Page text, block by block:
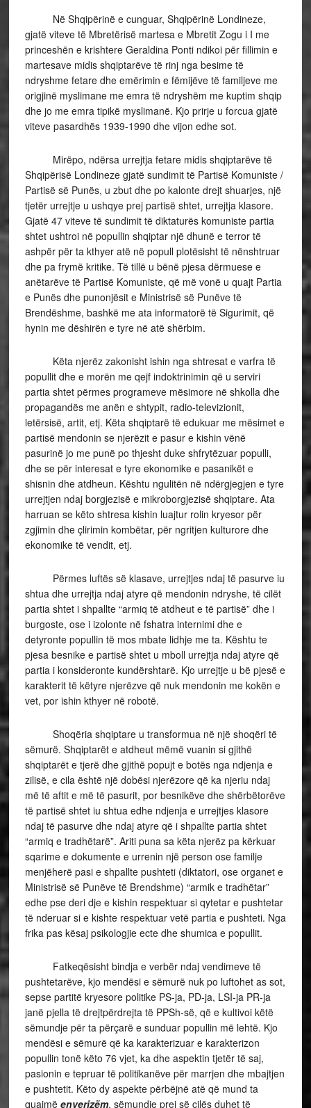
Në Shqipërinë e cunguar, Shqipërinë Londineze,
gjatë viteve të Mbretërisë martesa e Mbretit Zogu i I me
princeshën e krishtere Geraldina Ponti ndikoi për fillimin e
martesave midis shqiptarëve të rinj nga besime të
ndryshme fetare dhe emërimin e fëmijëve të familjeve me
origjinë myslimane me emra të ndryshëm me kuptim shqip
dhe jo me emra tipikë myslimanë. Kjo prirje u forcua gjatë
viteve pasardhës 1939-1990 dhe vijon edhe sot.
Mirëpo, ndërsa urrejtja fetare midis shqiptarëve të
Shqipërisë Londineze gjatë sundimit të Partisë Komuniste /
Partisë së Punës, u zbut dhe po kalonte drejt shuarjes, një
tjetër urrejtje u ushqye prej partisë shtet, urrejtja klasore.
Gjatë 47 viteve të sundimit të diktaturës komuniste partia
shtet ushtroi në popullin shqiptar një dhunë e terror të
ashpër për ta kthyer atë në popull plotësisht të nënshtruar
dhe pa frymë kritike. Të tillë u bënë pjesa dërmuese e
anëtarëve të Partisë Komuniste, që më vonë u quajt Partia
e Punës dhe punonjësit e Ministrisë së Punëve të
Brendëshme, bashkë me ata informatorë të Sigurimit, që
hynin me dëshirën e tyre në atë shërbim.
Këta njerëz zakonisht ishin nga shtresat e varfra të
popullit dhe e morën me qejf indoktrinimin që u serviri
partia shtet përmes programeve mësimore në shkolla dhe
propagandës me anën e shtypit, radio-televizionit,
letërsisë, artit, etj. Këta shqiptarë të edukuar me mësimet e
partisë mendonin se njerëzit e pasur e kishin vënë
pasurinë jo me punë po thjesht duke shfrytëzuar populli,
dhe se për interesat e tyre ekonomike e pasanikët e
shisnin dhe atdheun. Kështu ngulitën në ndërgjegjen e tyre
urrejtjen ndaj borgjezisë e mikroborgjezisë shqiptare. Ata
harruan se këto shtresa kishin luajtur rolin kryesor për
zgjimin dhe çlirimin kombëtar, për ngritjen kulturore dhe
ekonomike të vendit, etj.
Përmes luftës së klasave, urrejtjes ndaj të pasurve iu
shtua dhe urrejtja ndaj atyre që mendonin ndryshe, të cilët
partia shtet i shpallte “armiq të atdheut e të partisë” dhe i
burgoste, ose i izolonte në fshatra internimi dhe e
detyronte popullin të mos mbate lidhje me ta. Kështu te
pjesa besnike e partisë shtet u mboll urrejtja ndaj atyre që
partia i konsideronte kundërshtarë. Kjo urrejtje u bë pjesë e
karakterit të këtyre njerëzve që nuk mendonin me kokën e
vet, por ishin kthyer në robotë.
Shoqëria shqiptare u transformua në një shoqëri të
sëmurë. Shqiptarët e atdheut mëmë vuanin si gjithë
shqiptarët e tjerë dhe gjithë popujt e botës nga ndjenja e
zilisë, e cila është një dobësi njerëzore që ka njeriu ndaj
më të aftit e më të pasurit, por besnikëve dhe shërbëtorëve
të partisë shtet iu shtua edhe ndjenja e urrejtjes klasore
ndaj të pasurve dhe ndaj atyre që i shpallte partia shtet
“armiq e tradhëtarë”. Ariti puna sa këta njerëz pa kërkuar
sqarime e dokumente e urrenin një person ose familje
menjëherë pasi e shpallte pushteti (diktatori, ose organet e
Ministrisë së Punëve të Brendshme) “armik e tradhëtar”
edhe pse deri dje e kishin respektuar si qytetar e pushtetar
të nderuar si e kishte respektuar vetë partia e pushteti. Nga
frika pas kësaj psikologjie ecte dhe shumica e popullit.
Fatkeqësisht bindja e verbër ndaj vendimeve të
pushtetarëve, kjo mendësi e sëmurë nuk po luftohet as sot,
sepse partitë kryesore politike PS-ja, PD-ja, LSI-ja PR-ja
janë pjella të drejtpërdrejta të PPSh-së, që e kultivoi këtë
sëmundje për ta përçarë e sunduar popullin më lehtë. Kjo
mendësi e sëmurë që ka karakterizuar e karakterizon
popullin tonë këto 76 vjet, ka dhe aspektin tjetër të saj,
pasionin e tepruar të politikanëve për marrjen dhe mbajtjen
e pushtetit. Këto dy aspekte përbëjnë atë që mund ta
quajmë enverizëm, sëmundje prej së cilës duhet të